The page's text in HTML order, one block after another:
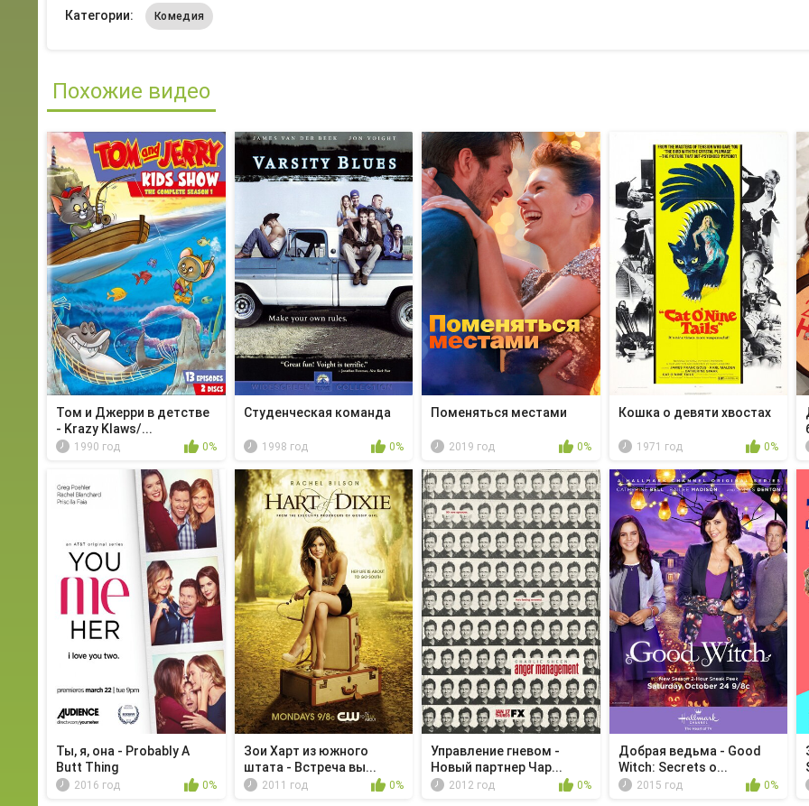
Категории: Комедия
Похожие видео
Том и Джерри в детстве
- Krazy Klaws/...
1990 год 0%
Студенческая команда
1998 год 0%
Поменяться местами
2019 год 0%
Кошка о девяти хвостах
1971 год 0%
Ты, я, она - Probably A
Butt Thing
2016 год 0%
Зои Харт из южного
штата - Встреча вы...
2011 год 0%
Управление гневом -
Новый партнер Чар...
2012 год 0%
Добрая ведьма - Good
Witch: Secrets o...
2015 год 0%